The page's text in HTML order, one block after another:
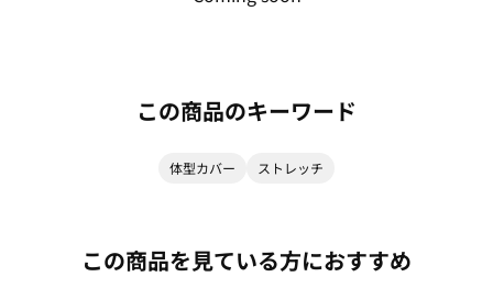
この商品のキーワード
体型カバー ストレッチ
この商品を見ている方におすすめ